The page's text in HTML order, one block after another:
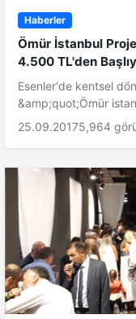
Haberler
Ömür İstanbul
4.500 TL'den
Esenler'de kentsel
&amp;quot;Ömür
25.09.20175,964